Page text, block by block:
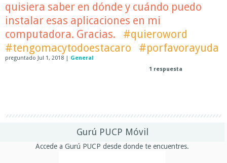
quisiera saber en dónde y cuándo puedo
instalar esas aplicaciones en mi
computadora. Gracias.
#quieroword
#tengomacytodoestacaro
#porfavorayuda
preguntado Jul 1, 2018 | General
1 respuesta
Gurú PUCP Móvil
Accede a Gurú PUCP desde donde te encuentres.